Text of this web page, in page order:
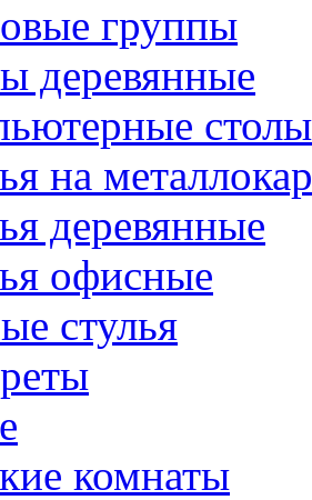
группы
деревянные
столы
на
деревянные
офисные
стулья
комнаты